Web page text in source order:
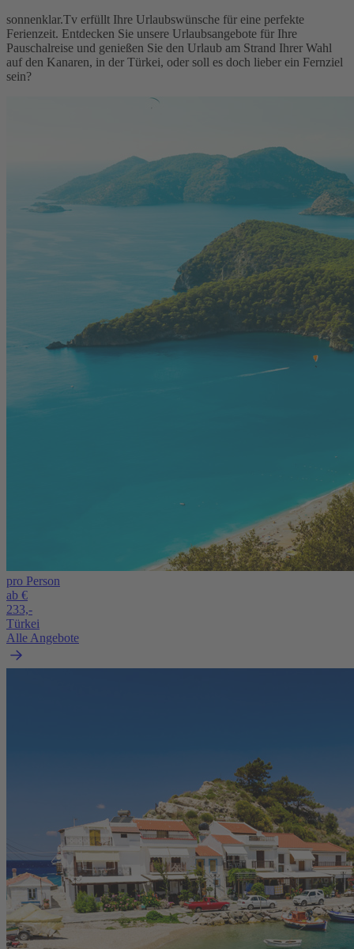
sonnenklar.Tv erfüllt Ihre Urlaubswünsche für eine perfekte
Ferienzeit. Entdecken Sie unsere Urlaubsangebote für Ihre
Pauschalreise und genießen Sie den Urlaub am Strand Ihrer Wahl
auf den Kanaren, in der Türkei, oder soll es doch lieber ein Fernziel
sein?
pro Person
ab €
233,-
Türkei
Alle Angebote